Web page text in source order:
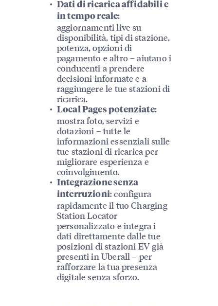
Dati di ricarica affidabili e
in tempo reale:
aggiornamenti live su
disponibilità, tipi di stazione,
potenza, opzioni di
pagamento e altro – aiutano i
conducenti a prendere
decisioni informate e a
raggiungere le tue stazioni di
ricarica.
Local Pages potenziate:
mostra foto, servizi e
dotazioni – tutte le
informazioni essenziali sulle
tue stazioni di ricarica per
migliorare esperienza e
coinvolgimento.
Integrazione senza
interruzioni: configura
rapidamente il tuo Charging
Station Locator
personalizzato e integra i
dati direttamente dalle tue
posizioni di stazioni EV già
presenti in Uberall – per
rafforzare la tua presenza
digitale senza sforzo.